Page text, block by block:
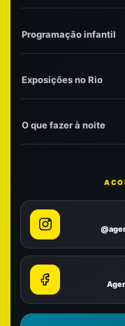
Programação infantil
Exposições no Rio
O que fazer à noite